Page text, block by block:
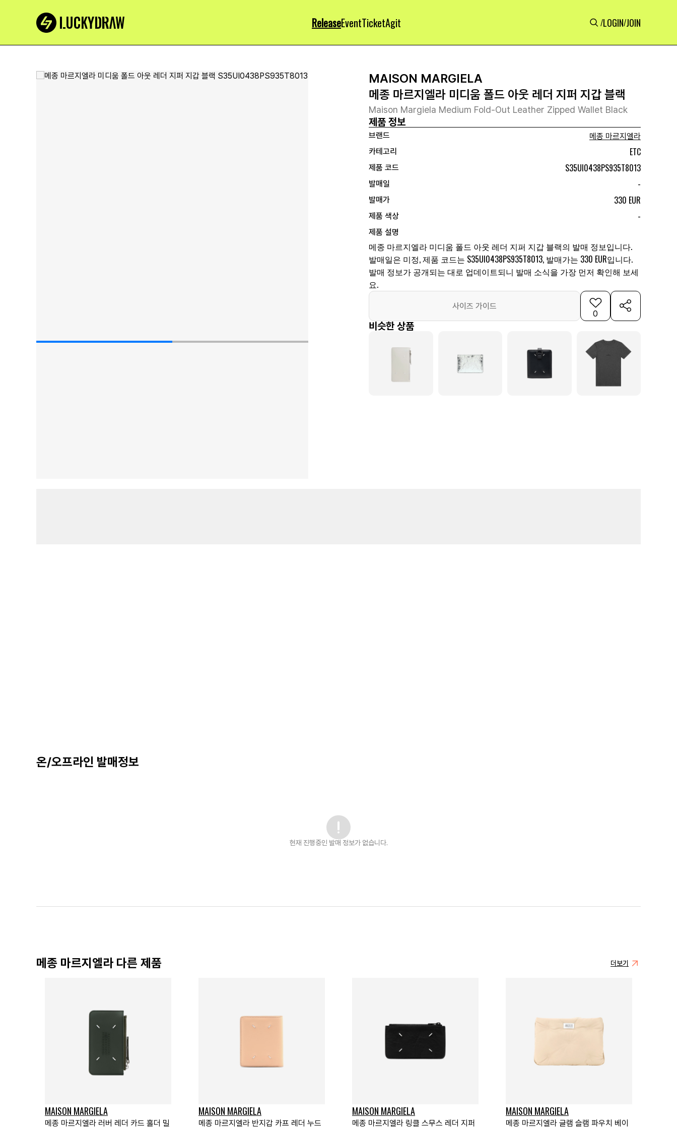
ReleaseEventTicketAgit /LOGIN/JOIN
MAISON MARGIELA
메종 마르지엘라 미디움 폴드 아웃 레더 지퍼 지갑 블랙
Maison Margiela Medium Fold-Out Leather Zipped Wallet Black
제품 정보
브랜드
메종 마르지엘라
카테고리
ETC
제품 코드 S35UI0438PS935T8013
발매일 -
발매가 330 EUR
제품 색상 -
제품 설명
메종 마르지엘라 미디움 폴드 아웃 레더 지퍼 지갑 블랙의 발매 정보입니다.
발매일은 미정, 제품 코드는 S35UI0438PS935T8013, 발매가는 330 EUR입니다.
발매 정보가 공개되는 대로 업데이트되니 발매 소식을 가장 먼저 확인해 보세
요.
사이즈 가이드
0
비슷한 상품
온/오프라인 발매정보
현재 진행중인 발매 정보가 없습니다.
메종 마르지엘라 다른 제품 더보기
MAISON MARGIELA
메종 마르지엘라 러버 레더 카드 홀더 밀
MAISON MARGIELA
메종 마르지엘라 반지갑 카프 레더 누드
MAISON MARGIELA
메종 마르지엘라 링클 스무스 레더 지퍼
MAISON MARGIELA
메종 마르지엘라 글램 슬램 파우치 베이